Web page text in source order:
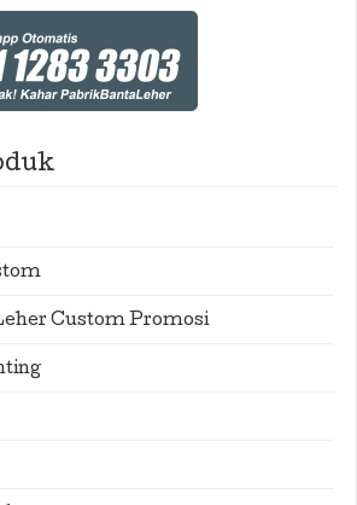
Custom Promosi